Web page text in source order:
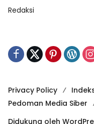
Redaksi
Privacy Policy
Pedoman Media Siber
Didukung oleh